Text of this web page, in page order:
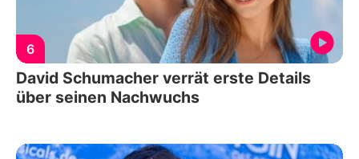
6
David Schumacher verrät erste Details
über seinen Nachwuchs